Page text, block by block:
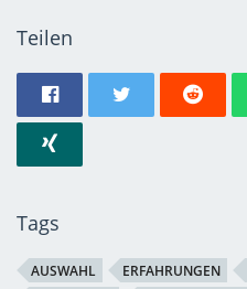
Teilen
Tags
AUSWAHL ERFAHRUNGEN